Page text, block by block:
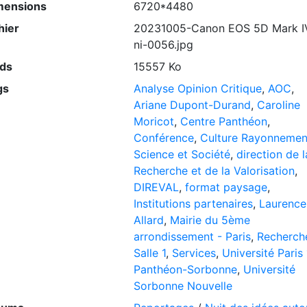
6720*4480
20231005-Canon EOS 5D Mark
ni-0056.jpg
15557 Ko
Analyse Opinion Critique, AOC,
Ariane Dupont-Durand, Caroline
Moricot, Centre Panthéon,
Conférence, Culture
Science et Société, direction de
Recherche et de la Valorisation,
DIREVAL, format paysage,
Institutions partenaires, Laurence
Allard, Mairie du 5ème
arrondissement - Paris,
Salle 1, Services, Université Paris
Panthéon-Sorbonne, Université
Sorbonne Nouvelle